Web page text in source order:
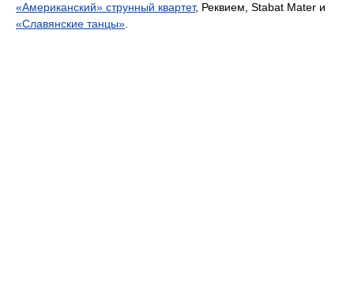
«Американский» струнный квартет, Реквием, Stabat Mater и
«Славянские танцы»